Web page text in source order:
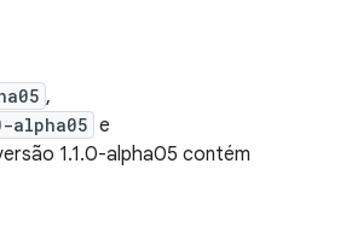
,
e
1.1.0-alpha05 contém